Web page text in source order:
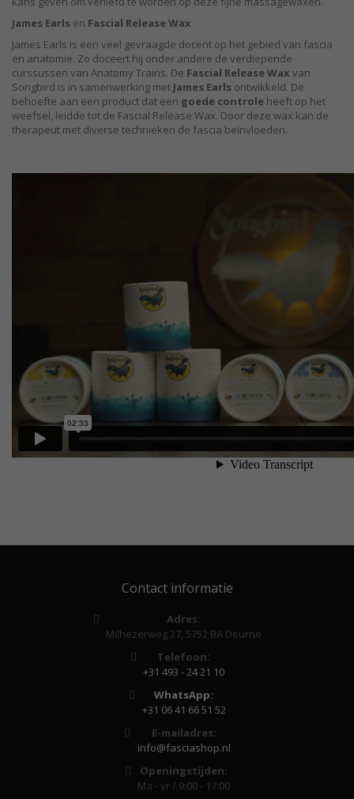
James Earls en Fascial Release Wax
James Earls is een veel gevraagde docent op het gebied van fascia
en anatomie. Zo doceert hij onder andere de verdiepende
curssussen van Anatomy Trains. De Fascial Release Wax van
Songbird is in samenwerking met James Earls ontwikkeld. De
behoefte aan een product dat een goede controle heeft op het
weefsel, leidde tot de Fascial Release Wax. Door deze wax kan de
therapeut met diverse technieken de fascia beïnvloeden.
Contact informatie
Adres:
Milhezerweg 27, 5752 BA Deurne
Telefoon:
+31 493 - 24 21 10
WhatsApp:
+31 06 41 66 51 52
E-mailadres:
info@fasciashop.nl
Openingstijden:
Ma - vr / 9:00 - 17:00